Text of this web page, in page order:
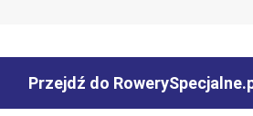
Przejdź do